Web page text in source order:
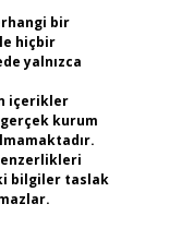
bir
hiçbir
yalnızca
içerikler
kurum
bilgiler taslak